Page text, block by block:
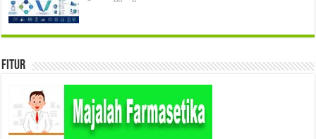
Fitur